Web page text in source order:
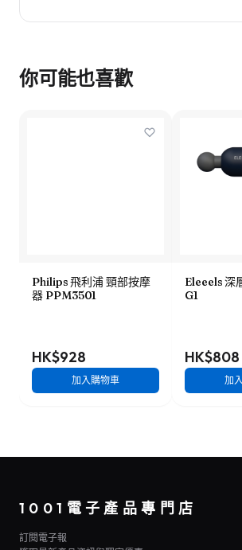
你可能也喜歡
Philips 飛利浦 頸部按摩
器 PPM3501
HK$928
加入購物車
Eleeels 深
G1
HK$808
加
1001電子產品專門店
訂閱電子報